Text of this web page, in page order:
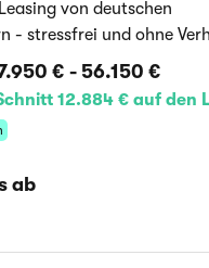
von deutschen
- stressfrei und ohne
€ - 56.150 €
12.884 € auf den
ab